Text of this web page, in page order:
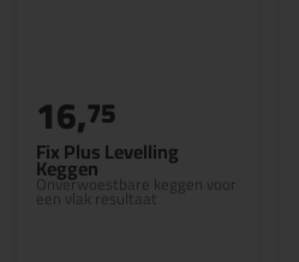
Fix Plus Levelling
Keggen
Onverwoestbare keggen voor
een vlak resultaat
16,75